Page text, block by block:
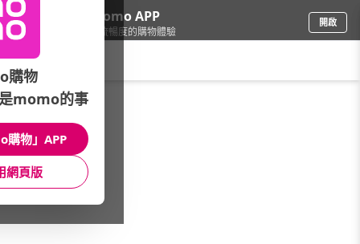
下載momo APP
給你3倍流暢度的購物體驗
開啟
彩妝保養/香水/熱銷香(A-Z)
館長推薦 月銷量
購物
momo的事
購物」APP
網頁版